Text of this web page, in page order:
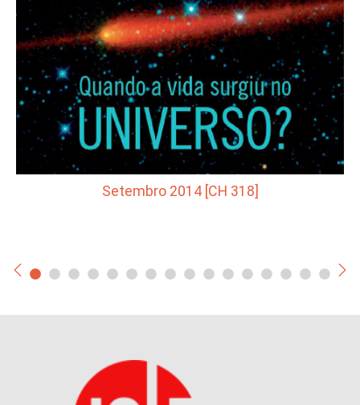
Setembro 2014 [CH 318]